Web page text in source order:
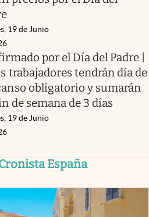
19 de Junio
por el Día del Padre |
trabajadores tendrán día de
obligatorio y sumarán
de semana de 3 días
19 de Junio
España